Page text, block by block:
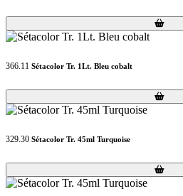
Loading...
Loading...
366.11 Sétacolor Tr. 1Lt. Bleu cobalt
Loading...
Loading...
329.30 Sétacolor Tr. 45ml Turquoise
Loading...
Loading...